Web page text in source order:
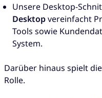
Unsere Desktop-
Desktopvereinfacht
Tools sowie
System.
Darüber hinaus spielt
Rolle.